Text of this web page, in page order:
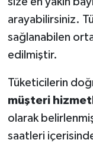
arayabilirsiniz.
sağlanabilen
edilmiştir.
Tüketicilerin
müşteri
olarak
saatleri